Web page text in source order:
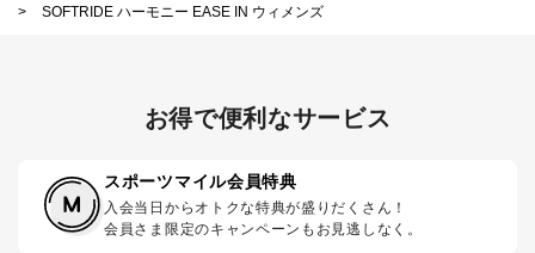
>
SOFTRIDE ハーモニー EASE IN ウィメンズ
お得で便利なサービス
スポーツマイル会員特典
入会当日からオトクな特典が盛りだくさん！
会員さま限定のキャンペーンもお見逃しなく。